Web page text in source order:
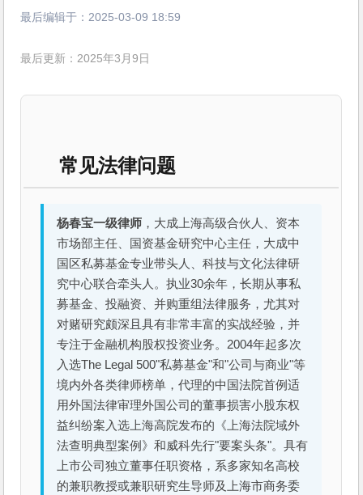
最后编辑于： 2025-03-09 18:59
最后更新：2025年3月9日
常见法律问题
杨春宝一级律师 ，大成上海高级合伙人、资本
市场部主任、国资基金研究中心主任，大成中
国区私募基金专业带头人、科技与文化法律研
究中心联合牵头人。执业30余年，长期从事私
募基金、投融资、并购重组法律服务，尤其对
对赌研究颇深且具有非常丰富的实战经验，并
专注于金融机构股权投资业务。2004年起多次
入选The Legal 500"私募基金"和"公司与商业"等
境内外各类律师榜单，代理的中国法院首例适
用外国法律审理外国公司的董事损害小股东权
益纠纷案入选上海高院发布的《上海法院域外
法查明典型案例》和威科先行"要案头条"。具有
上市公司独立董事任职资格，系多家知名高校
的兼职教授或兼职研究生导师及上海市商务委